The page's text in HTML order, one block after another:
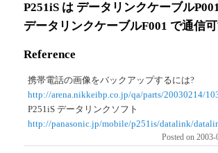
P251iS は データリンクケーブル
データリンクケーブルF001 で通信
Reference
携帯電話の画像をバックアップするには?
http://arena.nikkeibp.co.jp/qa/parts/20030214/
P251iS データリンクソフト
http://panasonic.jp/mobile/p251is/datalink/
Posted on 2003-